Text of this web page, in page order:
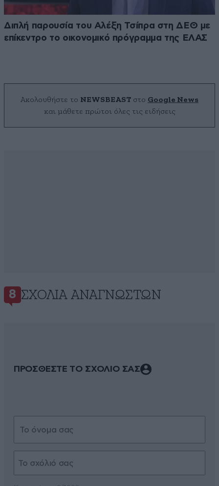
Διπλή παρουσία του Αλέξη Τσίπρα στη ΔΕΘ με
επίκεντρο το οικονομικό πρόγραμμα της ΕΛΑΣ
Ακολουθήστε το NEWSBEAST στο Google News
και μάθετε πρώτοι όλες τις ειδήσεις
8 ΣΧΌΛΙΑ ΑΝΑΓΝΩΣΤΏΝ
ΠΡΟΣΘΕΣΤΕ ΤΟ ΣΧΟΛΙΟ ΣΑΣ